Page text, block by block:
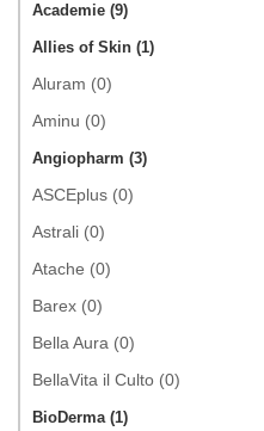
Academie (9)
Allies of Skin (1)
Aluram (0)
Aminu (0)
Angiopharm (3)
ASCEplus (0)
Astrali (0)
Atache (0)
Barex (0)
Bella Aura (0)
BellaVita il Culto (0)
BioDerma (1)